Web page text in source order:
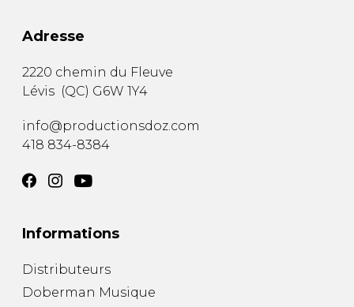
Adresse
2220 chemin du Fleuve
Lévis (QC) G6W 1Y4
info@productionsdoz.com
418 834-8384
Informations
Distributeurs
Doberman Musique